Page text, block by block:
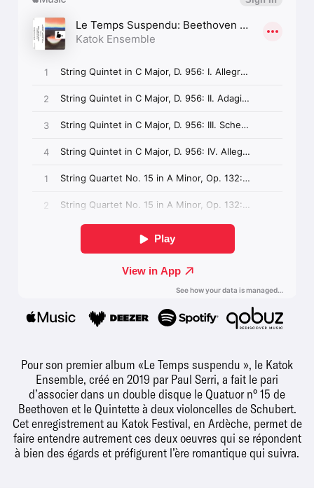
Pour son premier album «Le Temps suspendu », le Katok
Ensemble, créé en 2019 par Paul Serri, a fait le pari
d’associer dans un double disque le Quatuor n° 15 de
Beethoven et le Quintette à deux violoncelles de Schubert.
Cet enregistrement au Katok Festival, en Ardèche, permet de
faire entendre autrement ces deux oeuvres qui se répondent
à bien des égards et préfigurent l’ère romantique qui suivra.